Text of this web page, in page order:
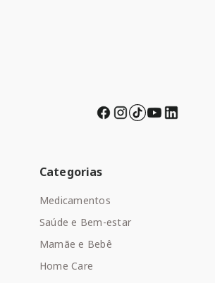
Categorias
Medicamentos
Saúde e Bem-estar
Mamãe e Bebê
Home Care